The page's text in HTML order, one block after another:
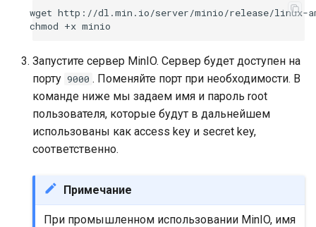
wget http://dl.min.io/server/minio/release/linux-
chmod +x
Запустите сервер MinIO. Сервер будет доступен на
порту 9000 . Поменяйте порт при необходимости. В
команде ниже мы задаем имя и пароль root
пользователя, которые будут в дальнейшем
использованы как access key и secret key,
соответственно.
Примечание
При промышленном использовании MinIO, имя